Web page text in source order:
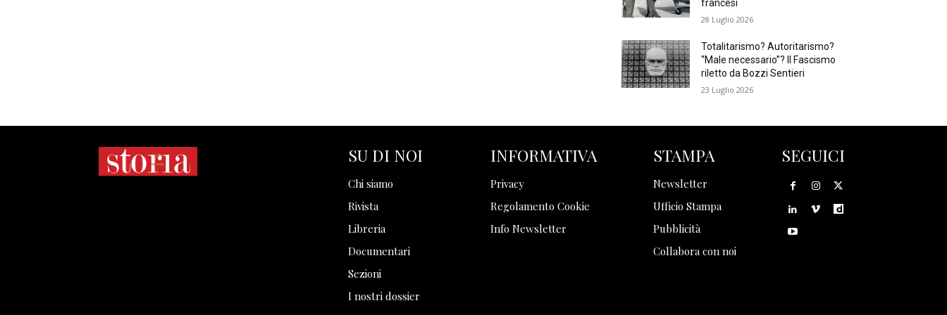
francesi
28 Luglio 2026
Totalitarismo? Autoritarismo?
“Male necessario”? Il Fascismo
riletto da Bozzi Sentieri
23 Luglio 2026
SU DI NOI
Chi siamo
Rivista
Libreria
Documentari
Sezioni
I nostri dossier
INFORMATIVA
Privacy
Regolamento Cookie
Info Newsletter
STAMPA
Newsletter
Ufficio Stampa
Pubblicità
Collabora con noi
SEGUICI